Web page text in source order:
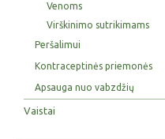
Venoms
Virškinimo sutrikimams
Peršalimui
Kontraceptinės priemonės
Apsauga nuo vabzdžių
Vaistai